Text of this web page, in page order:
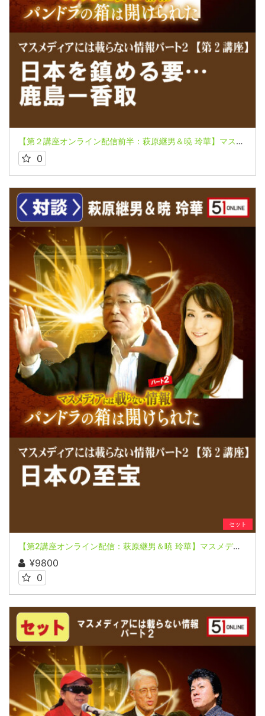
【第２講座オンライン配信前半：萩原継男＆暁 玲華】マスメディアには載らない情報パート２～パンドラの箱は開けられた～【いまよみがえる原日本語の叡智 日本を鎮める要…鹿島-香取】
0
セット
【第2講座オンライン配信：萩原継男＆暁 玲華】マスメディアには載らない情報パート２～パンドラの箱は開けられた～【いまよみがえる原日本語の叡智 日本を鎮める要…鹿島-香取】
¥9800
0